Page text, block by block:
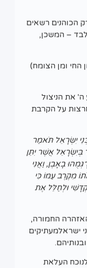
הכוהנים רשאים
– המשכן,
החי ומן הצומח)
את הניצול
על הקרבת
יִשְׂרָאֵל תֹּאמַר
בְּיִשְׂרָאֵל אֲשֶׁר יִתֵּן
בָאָבֶן, וַאֲנִי
מִקֶּרֶב עַמּוֹ כִּי
וּלְחַלֵּל אֶת
החמורה,
ישראלמעתיקים
העלאת